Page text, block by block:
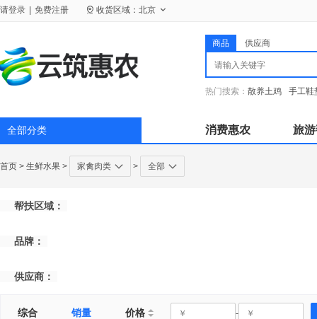
请登录 免费注册 收货区域： 北京
商品 供应商
热门搜索： 散养土鸡 手工鞋
全部分类 消费惠农 旅
首页 > 生鲜水果 > 家禽肉类 > 全部
帮扶区域：
品牌：
供应商：
综合 销量 价格 -